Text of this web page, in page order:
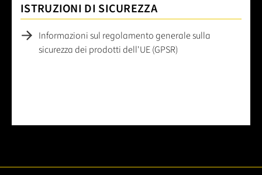
ISTRUZIONI DI SICUREZZA
Informazioni sul regolamento generale sulla
sicurezza dei prodotti dell'UE (GPSR)